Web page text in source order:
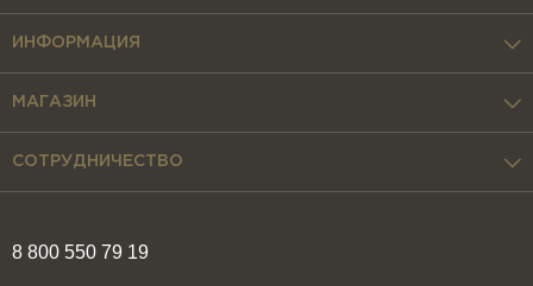
8 800 550 79 19
ИНФОРМАЦИЯ
МАГАЗИН
СОТРУДНИЧЕСТВО